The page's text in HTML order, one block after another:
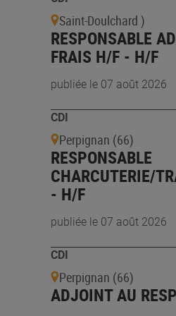
Saint-Doulchard )
RESPONSABLE
FRAIS H/F - H/F
publiée le 07 août 2026
CDI
Perpignan (66)
RESPONSABLE
CHARCUTERIE/
- H/F
publiée le 07 août 2026
CDI
Perpignan (66)
ADJOINT AU